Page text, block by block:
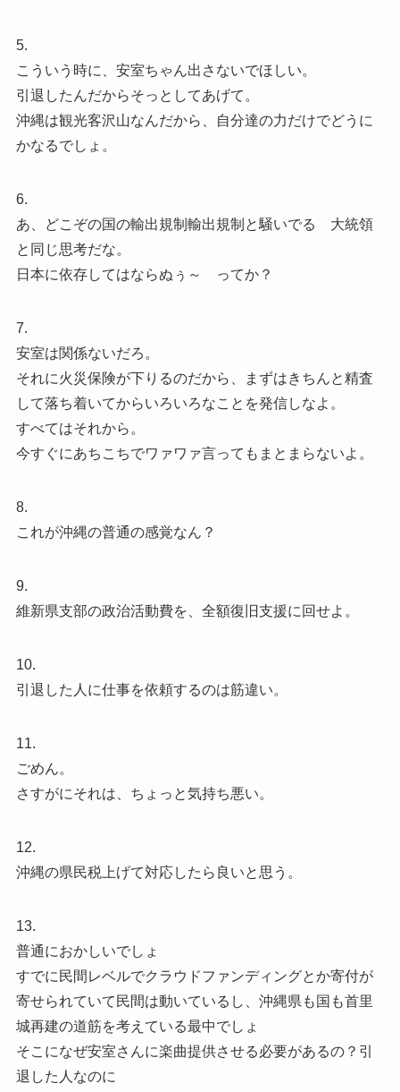
5.
こういう時に、安室ちゃん出さないでほしい。
引退したんだからそっとしてあげて。
沖縄は観光客沢山なんだから、自分達の力だけでどうに
かなるでしょ。
6.
あ、どこぞの国の輸出規制輸出規制と騒いでる 大統領
と同じ思考だな。
日本に依存してはならぬぅ～ ってか？
7.
安室は関係ないだろ。
それに火災保険が下りるのだから、まずはきちんと精査
して落ち着いてからいろいろなことを発信しなよ。
すべてはそれから。
今すぐにあちこちでワァワァ言ってもまとまらないよ。
8.
これが沖縄の普通の感覚なん？
9.
維新県支部の政治活動費を、全額復旧支援に回せよ。
10.
引退した人に仕事を依頼するのは筋違い。
11.
ごめん。
さすがにそれは、ちょっと気持ち悪い。
12.
沖縄の県民税上げて対応したら良いと思う。
13.
普通におかしいでしょ
すでに民間レベルでクラウドファンディングとか寄付が
寄せられていて民間は動いているし、沖縄県も国も首里
城再建の道筋を考えている最中でしょ
そこになぜ安室さんに楽曲提供させる必要があるの？引
退した人なのに